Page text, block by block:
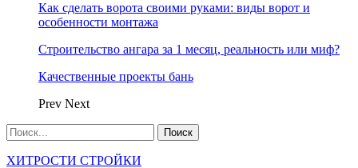
Как сделать ворота своими руками: виды ворот и
особенности монтажа
Строительство ангара за 1 месяц, реальность или миф?
Качественные проекты бань
Prev Next
ХИТРОСТИ СТРОЙКИ